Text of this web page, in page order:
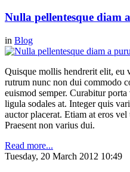
Nulla pellentesque diam
in Blog
Quisque mollis hendrerit elit, eu
rutrum nunc non dui commodo
euismod semper. Curabitur
ligula sodales at. Integer quis
auctor placerat. Etiam at eros
Praesent non varius dui.
Read more...
Tuesday, 20 March 2012 10:49